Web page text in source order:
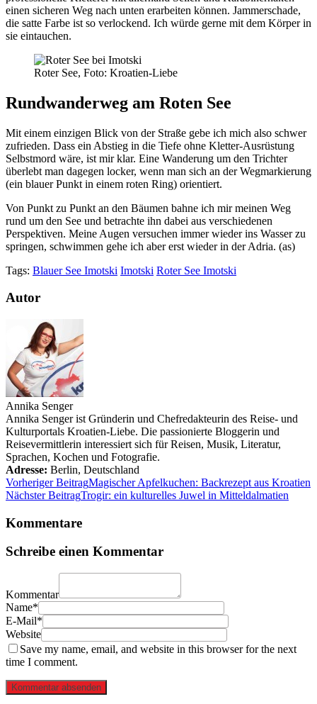
einen sicheren Weg nach unten erarbeiten können. Jammerschade,
die satte Farbe ist so verlockend. Ich würde gerne mit dem Körper in
sie eintauchen.
Roter See, Foto: Kroatien-Liebe
Rundwanderweg am Roten See
Mit einem einzigen Blick von der Straße gebe ich mich also schwer
zufrieden. Dass ein Abstieg in die Tiefe ohne Kletter-Ausrüstung
Selbstmord wäre, ist mir klar. Eine Wanderung um den Trichter
überlebt man dagegen locker, wenn man sich an der Wegmarkierung
(ein blauer Punkt in einem roten Ring) orientiert.
Von Punkt zu Punkt an den Bäumen bahne ich mir meinen Weg
rund um den See und betrachte ihn dabei aus verschiedenen
Perspektiven. Meine Augen versuchen immer wieder ins Wasser zu
springen, schwimmen gehe ich aber erst wieder in der Adria. (as)
Tags: Blauer See Imotski Imotski Roter See Imotski
Autor
Annika Senger
Annika Senger ist Gründerin und Chefredakteurin des Reise- und
Kulturportals Kroatien-Liebe. Die passionierte Bloggerin und
Reisevermittlerin interessiert sich für Reisen, Musik, Literatur,
Sprachen, Kochen und Fotografie.
Adresse: Berlin, Deutschland
Vorheriger BeitragMagischer Apfelkuchen: Backrezept aus Kroatien
Nächster BeitragTrogir: ein kulturelles Juwel in Mitteldalmatien
Kommentare
Schreibe einen Kommentar
Kommentar
Name*
E-Mail*
Website
Save my name, email, and website in this browser for the next
time I comment.
Kommentar absenden